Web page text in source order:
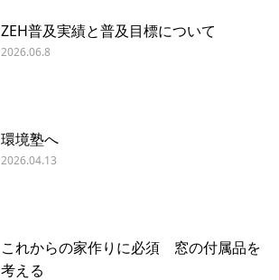
ZEH普及実績と普及目標について
2026.06.8
環境塾へ
2026.04.13
これからの家作りに必須 窓の付属品を
考える